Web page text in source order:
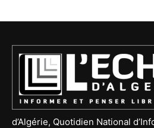
d’Algérie, Quotidien National